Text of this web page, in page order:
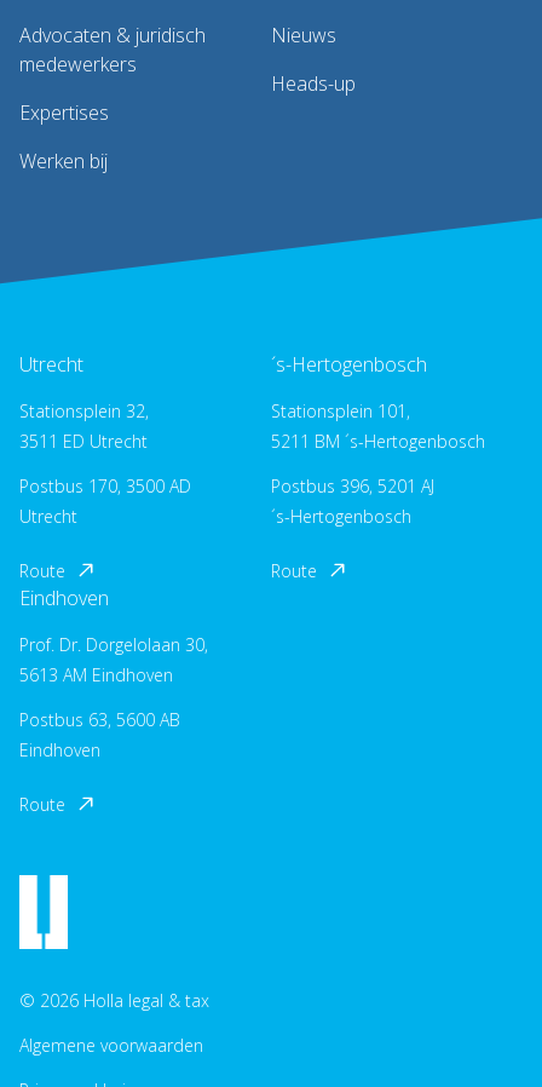
Advocaten & juridisch
medewerkers
Expertises
Werken bij
Nieuws
Heads-up
Utrecht
Stationsplein 32,
3511 ED Utrecht
Postbus 170, 3500 AD
Utrecht
Route
´s-Hertogenbosch
Stationsplein 101,
5211 BM ´s-Hertogenbosch
Postbus 396, 5201 AJ
´s-Hertogenbosch
Route
Eindhoven
Prof. Dr. Dorgelolaan 30,
5613 AM Eindhoven
Postbus 63, 5600 AB
Eindhoven
Route
© 2026 Holla legal & tax
Algemene voorwaarden